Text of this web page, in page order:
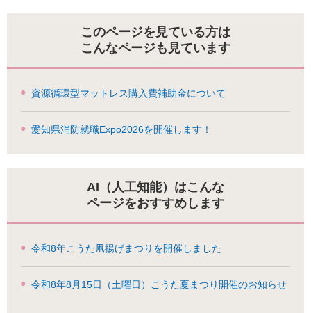
このページを見ている方は
こんなページも見ています
資源循環型マットレス購入費補助金について
愛知県消防就職Expo2026を開催します！
AI（人工知能）はこんな
ページをおすすめします
令和8年こうた凧揚げまつりを開催しました
令和8年8月15日（土曜日）こうた夏まつり開催のお知らせ